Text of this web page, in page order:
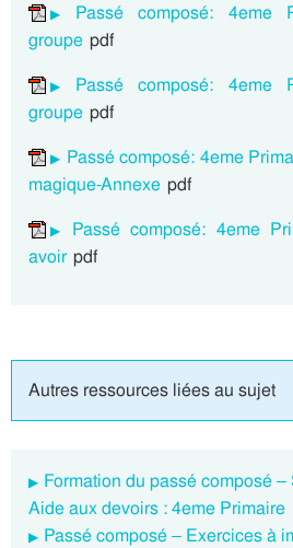
Passé composé: 4eme
groupe pdf
Passé composé: 4eme
groupe pdf
Passé composé: 4eme
magique-Annexe pdf
Passé composé: 4eme
avoir pdf
Autres ressources liées au sujet
Formation du passé composé
Aide aux devoirs : 4eme Primaire
Passé composé – Exercices à